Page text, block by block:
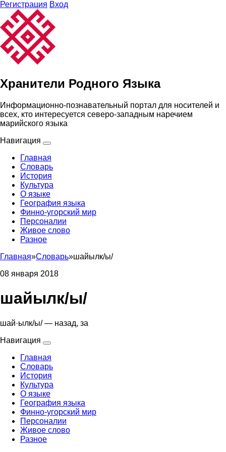
Регистрация Вход
Хранители Родного Языка
Информационно-познавательный портал для носителей и
всех, кто интересуется северо-западным наречием
марийского языка
Навигация
Главная
Словарь
История
Культура
О языке
География языка
Финно-угорский мир
Персоналии
Живое слово
Разное
Главная»Словарь»шайылк/ы/
08 января 2018
шайылк/ы/
шай·ылк/ы/ — назад, за
Навигация
Главная
Словарь
История
Культура
О языке
География языка
Финно-угорский мир
Персоналии
Живое слово
Разное